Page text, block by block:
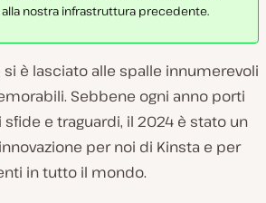
nostra infrastruttura precedente.
si è lasciato alle spalle innumerevoli
Sebbene ogni anno porti
e traguardi, il 2024 è stato un
per noi di Kinsta e per
in tutto il mondo.